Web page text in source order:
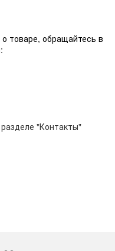
товаре, обращайтесь в
"Контакты"